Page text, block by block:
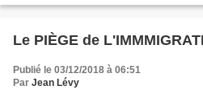
Le PIÈGE de
Publié le 03/12/2018 à 06:51
Par Jean Lévy